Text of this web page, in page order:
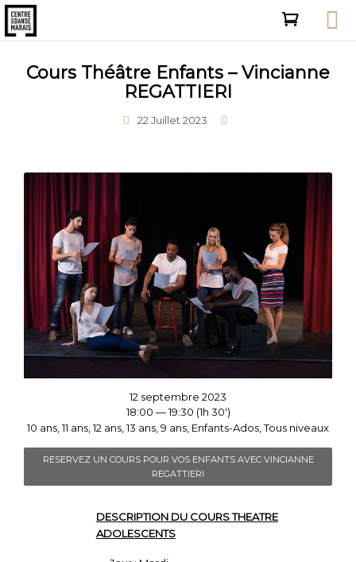
Cours Théâtre Enfants – Vincianne
REGATTIERI
22 Juillet 2023
DESCRIPTION DU COURS THEATRE
ADOLESCENTS
12 septembre 2023
18:00 — 19:30 (1h 30′)
10 ans, 11 ans, 12 ans, 13 ans, 9 ans, Enfants-Ados, Tous niveaux
RESERVEZ UN COURS POUR VOS ENFANTS AVEC VINCIANNE
REGATTIERI